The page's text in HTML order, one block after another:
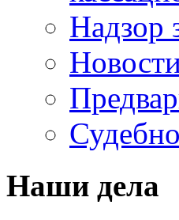
Надзор
Наши дела